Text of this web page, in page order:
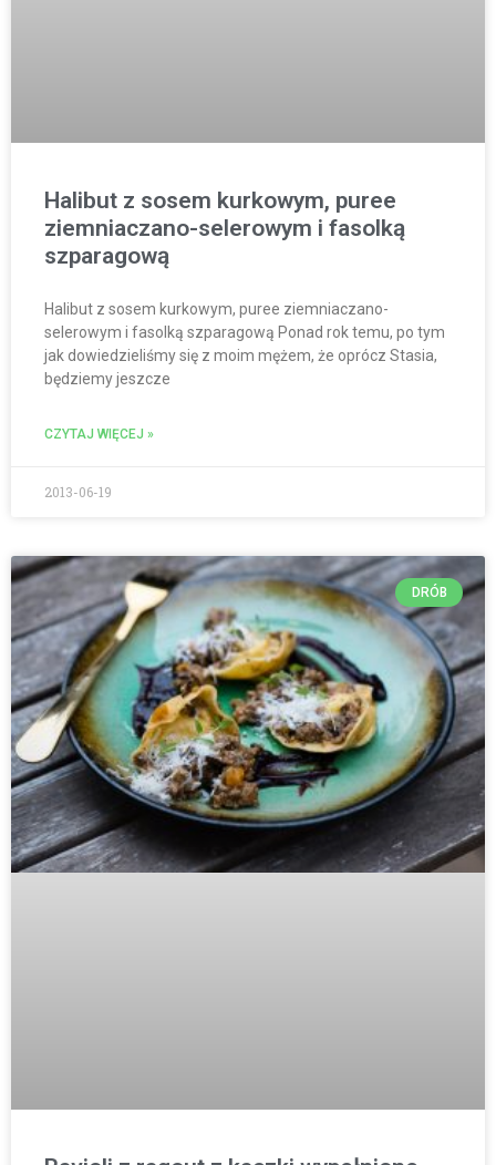
Halibut z sosem kurkowym, puree
ziemniaczano-selerowym i fasolką
szparagową
Halibut z sosem kurkowym, puree ziemniaczano-
selerowym i fasolką szparagową Ponad rok temu, po tym
jak dowiedzieliśmy się z moim mężem, że oprócz Stasia,
będziemy jeszcze
CZYTAJ WIĘCEJ »
2013-06-19
DRÓB